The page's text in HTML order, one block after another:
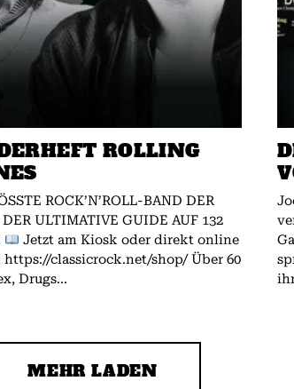
ROLLING
ROCK’N’ROLL-BAND DER
ULTIMATIVE GUIDE AUF 132
Jetzt am Kiosk oder direkt online
classicrock.net/shop/ Über 60
Drugs...
MEHR LADEN